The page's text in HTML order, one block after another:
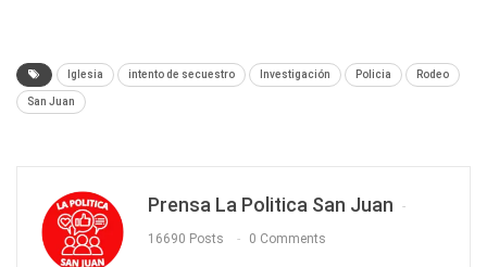
Iglesia intento de secuestro Investigación Policia Rodeo
San Juan
Prensa La Politica San Juan
16690 Posts 0 Comments